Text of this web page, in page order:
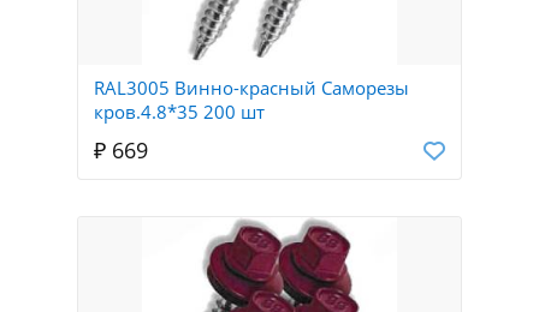
RAL3005 Винно-красный Саморезы
кров.4.8*35 200 шт
₽ 669